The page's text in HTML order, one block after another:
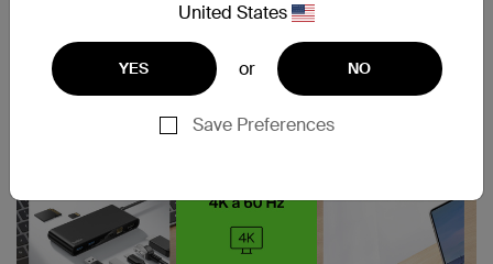
United States
YES or NO
Save Preferences